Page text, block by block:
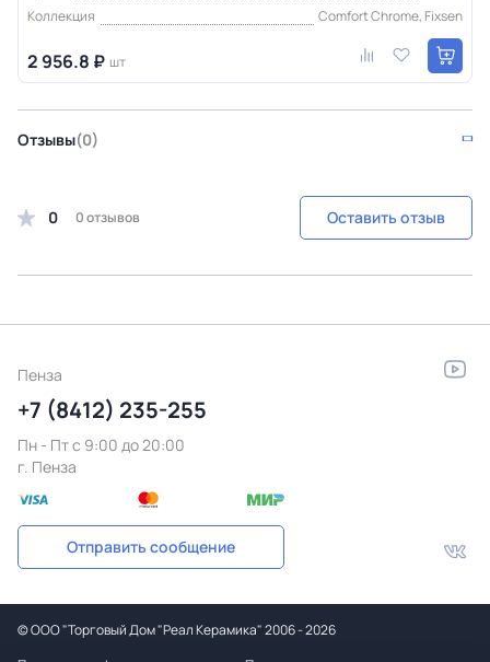
Коллекция
Comfort Chrome, Fixsen
2 956.8 ₽ шт
Отзывы(0)
0 0 отзывов Оставить отзыв
Пенза
+7 (8412) 235-255
Пн - Пт c 9:00 до 20:00
г. Пенза
Отправить сообщение
©ООО "Торговый Дом "Реал Керамика"2006 - 2026